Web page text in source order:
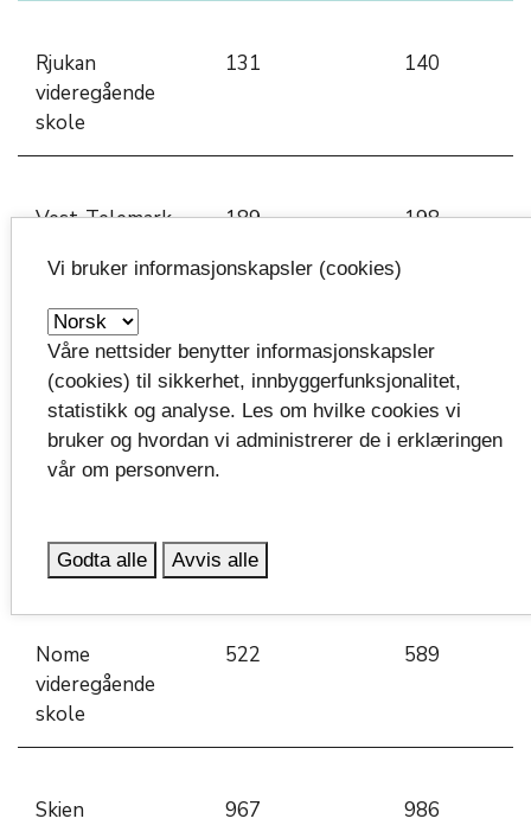
Rjukan
videregående
skole
131 140
Vest-Telemark
skule
189 198
Notodden
videregående
skole
482 521
skule
Nome
videregående
skole
522 589
Skien
967 986
Vi bruker informasjonskapsler (cookies)
Våre nettsider benytter informasjonskapsler
(cookies) til sikkerhet, innbyggerfunksjonalitet,
statistikk og analyse. Les om hvilke cookies vi
bruker og hvordan vi administrerer de i erklæringen
vår om personvern.
Godta alle Avvis alle